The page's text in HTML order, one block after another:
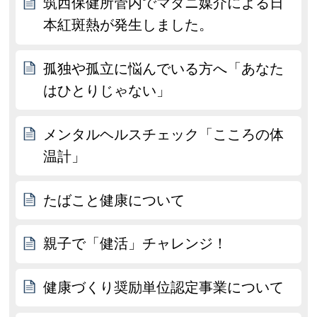
本紅斑熱が発生しました。
孤独や孤立に悩んでいる方へ「あなた
はひとりじゃない」
メンタルヘルスチェック「こころの体
温計」
たばこと健康について
親子で「健活」チャレンジ！
健康づくり奨励単位認定事業について